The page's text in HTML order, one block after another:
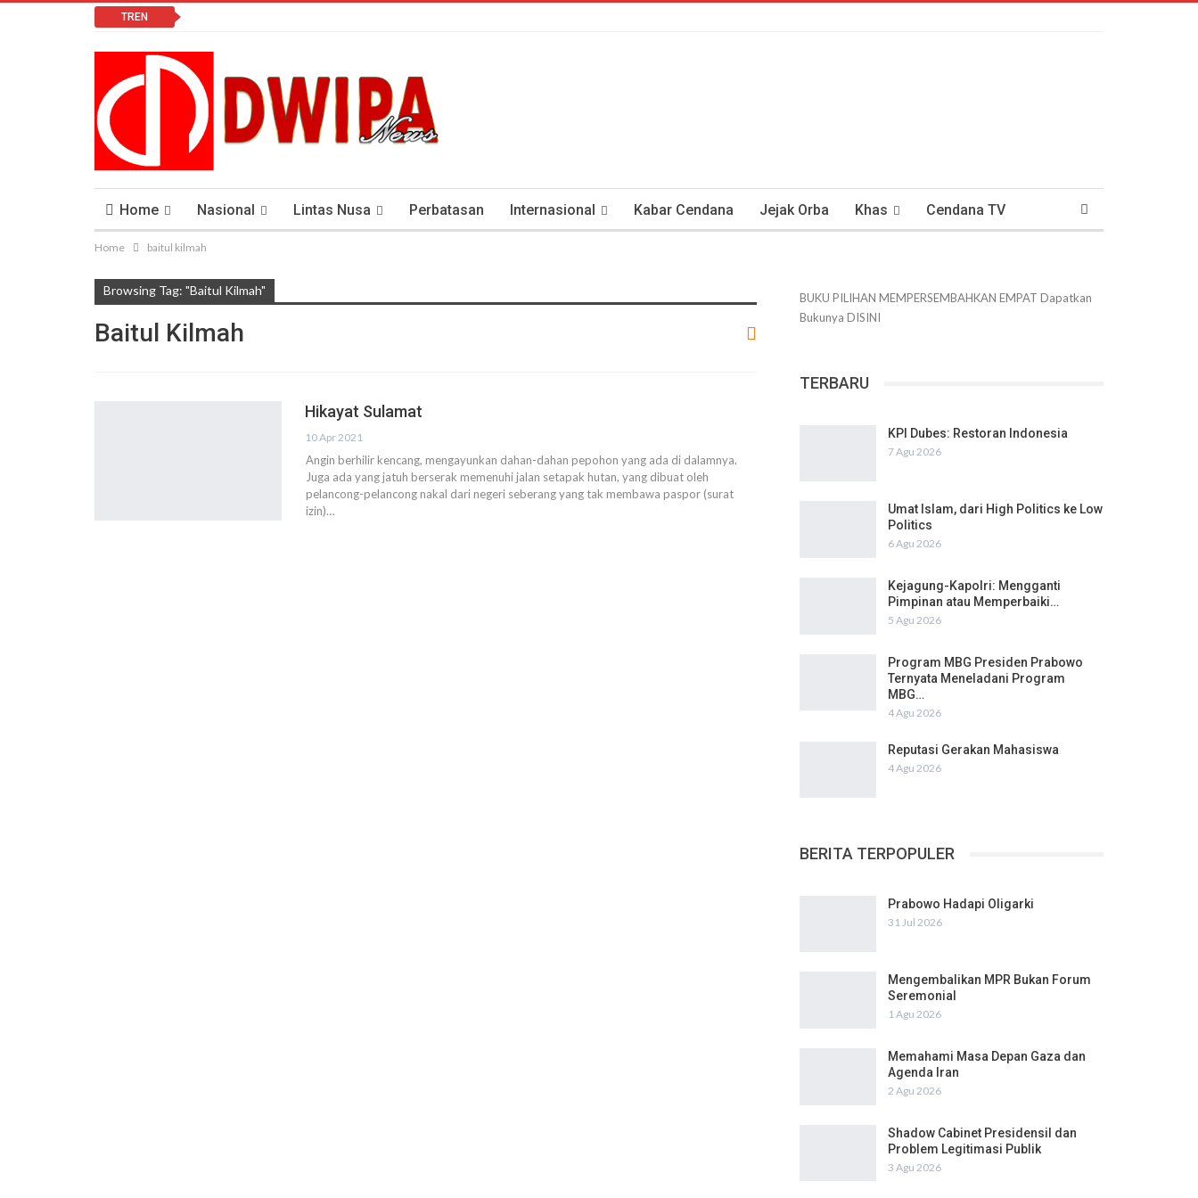
TREN
Home Nasional Lintas Nusa Perbatasan Internasional Kabar Cendana Jejak Orba Khas Cendana TV
Lomba Vlog
Home baitul kilmah
Browsing Tag: "baitul Kilmah"
Baitul Kilmah
Hikayat Sulamat
10 Apr 2021
Angin berhilir kencang, mengayunkan dahan-dahan pepohon yang ada di dalamnya.
Juga ada yang jatuh berserak memenuhi jalan setapak hutan, yang dibuat oleh
pelancong-pelancong nakal dari negeri seberang yang tak membawa paspor (surat
izin)…
BUKU PILIHAN MEMPERSEMBAHKAN EMPAT Dapatkan
Bukunya DISINI
TERBARU
KPI Dubes: Restoran Indonesia
7 Agu 2026
Umat Islam, dari High Politics ke Low
Politics
6 Agu 2026
Kejagung-Kapolri: Mengganti
Pimpinan atau Memperbaiki…
5 Agu 2026
Program MBG Presiden Prabowo
Ternyata Meneladani Program
MBG…
4 Agu 2026
Reputasi Gerakan Mahasiswa
4 Agu 2026
BERITA TERPOPULER
Prabowo Hadapi Oligarki
31 Jul 2026
Mengembalikan MPR Bukan Forum
Seremonial
1 Agu 2026
Memahami Masa Depan Gaza dan
Agenda Iran
2 Agu 2026
Shadow Cabinet Presidensil dan
Problem Legitimasi Publik
3 Agu 2026